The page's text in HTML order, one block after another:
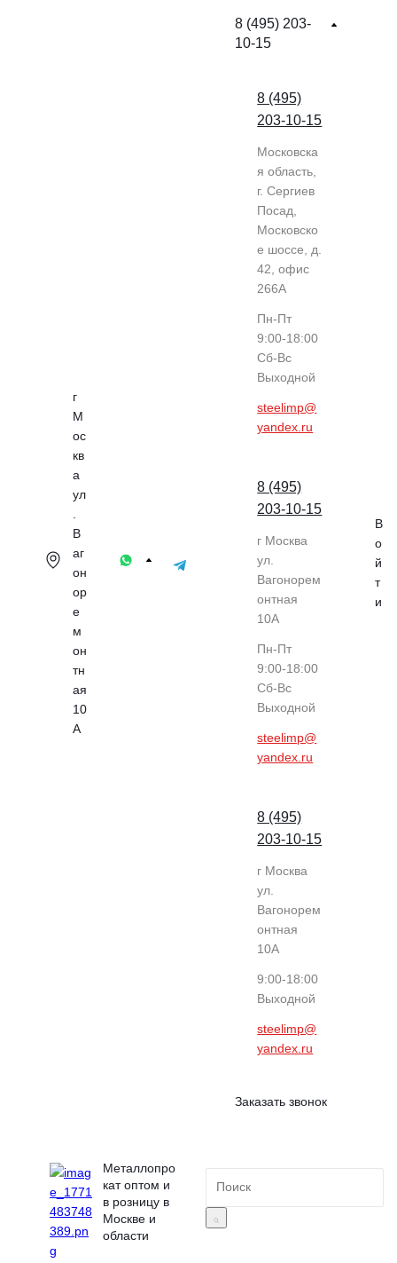
г
М
ос
кв
а
ул
В
аг
он
ор
е
м
он
тн
ая
10
А
8 (495) 203-
10-15
8 (495)
203-10-15
Московска
я область,
г. Сергиев
Посад,
Московско
е шоссе, д.
42, офис
266А
Пн-Пт
9:00-18:00
Cб-Вс
Выходной
steelimp@
yandex.ru
8 (495)
203-10-15
г Москва
ул.
Вагонорем
онтная
10А
Пн-Пт
9:00-18:00
Cб-Вс
Выходной
steelimp@
yandex.ru
8 (495)
203-10-15
г Москва
ул.
Вагонорем
онтная
10А
9:00-18:00
Выходной
steelimp@
yandex.ru
Заказать звонок
В
о
й
т
и
Металлопро
кат оптом и
в розницу в
Москве и
области